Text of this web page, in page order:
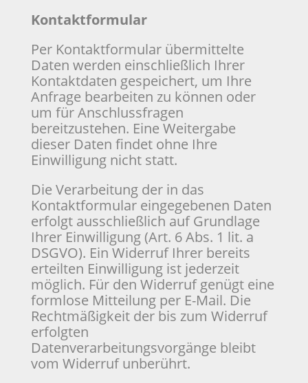
Kontaktformular
Per Kontaktformular übermittelte
Daten werden einschließlich Ihrer
Kontaktdaten gespeichert, um Ihre
Anfrage bearbeiten zu können oder
um für Anschlussfragen
bereitzustehen. Eine Weitergabe
dieser Daten findet ohne Ihre
Einwilligung nicht statt.
Die Verarbeitung der in das
Kontaktformular eingegebenen Daten
erfolgt ausschließlich auf Grundlage
Ihrer Einwilligung (Art. 6 Abs. 1 lit. a
DSGVO). Ein Widerruf Ihrer bereits
erteilten Einwilligung ist jederzeit
möglich. Für den Widerruf genügt eine
formlose Mitteilung per E-Mail. Die
Rechtmäßigkeit der bis zum Widerruf
erfolgten
Datenverarbeitungsvorgänge bleibt
vom Widerruf unberührt.